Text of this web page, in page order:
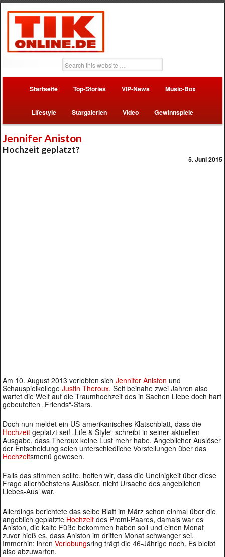
Startseite Top-Stories VIP-News Music-Box
Lifestyle Stargalerien Video Gewinnspiele
Jennifer Aniston
Hochzeit geplatzt?
5. Juni 2015
Am 10. August 2013 verlobten sichJennifer Aniston und
SchauspielkollegeJustin Theroux. Seit beinahe zwei Jahren also
wartet die Welt auf die Traumhochzeit des in Sachen Liebe doch hart
gebeutelten „Friends“-Stars.
Doch nun meldet ein US-amerikanisches Klatschblatt, dass die
Hochzeit geplatzt sei! „Life & Style“ schreibt in seiner aktuellen
Ausgabe, dass Theroux keine Lust mehr habe. Angeblicher Auslöser
der Entscheidung seien unterschiedliche Vorstellungen über das
Hochzeitsmenü gewesen.
Falls das stimmen sollte, hoffen wir, dass die Uneinigkeit über diese
Frage allerhöchstens Auslöser, nicht Ursache des angeblichen
Liebes-Aus’ war.
Allerdings berichtete das selbe Blatt im März schon einmal über die
angeblich geplatzte Hochzeit des Promi-Paares, damals war es
Aniston, die kalte Füße bekommen haben soll und einen Monat
zuvor hieß es, dass Aniston im dritten Monat schwanger sei.
Immerhin: ihrenVerlobungsring trägt die 46-Jährige noch. Es bleibt
also abzuwarten.